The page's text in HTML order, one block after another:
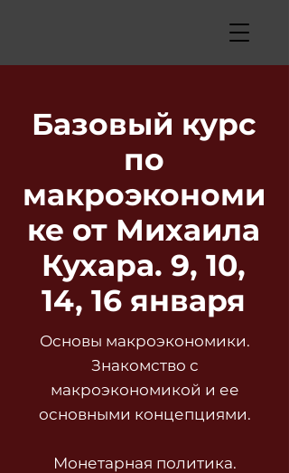
Базовый курс
по
макроэкономи
ке от Михаила
Кухара. 9, 10,
14, 16 января
Основы макроэкономики.
Знакомство с
макроэкономикой и ее
основными концепциями.
Монетарная политика.